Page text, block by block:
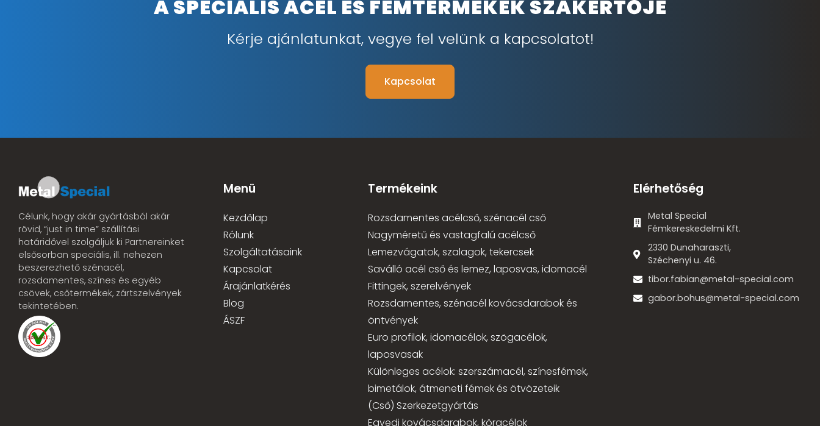
A SPECIÁLIS ACÉL ÉS FÉMTERMÉKEK SZAKÉRTŐJE
Kérje ajánlatunkat, vegye fel velünk a kapcsolatot!
Kapcsolat
Célunk, hogy akár gyártásból akár
rövid, “just in time” szállítási
határidővel szolgáljuk ki Partnereinket
elsősorban speciális, ill. nehezen
beszerezhető szénacél,
rozsdamentes, színes és egyéb
csövek, csőtermékek, zártszelvények
tekintetében.
Menü
Kezdőlap
Rólunk
Szolgáltatásaink
Kapcsolat
Árajánlatkérés
Blog
ÁSZF
Termékeink
Rozsdamentes acélcső, szénacél cső
Nagyméretű és vastagfalú acélcső
Lemezvágatok, szalagok, tekercsek
Saválló acél cső és lemez, laposvas, idomacél
Fittingek, szerelvények
Rozsdamentes, szénacél kovácsdarabok és
öntvények
Euro profilok, idomacélok, szögacélok,
laposvasak
Különleges acélok: szerszámacél, színesfémek,
bimetálok, átmeneti fémek és ötvözeteik
(Cső) Szerkezetgyártás
Egyedi kovácsdarabok, köracélok
Elérhetőség
Metal Special
Fémkereskedelmi Kft.
2330 Dunaharaszti,
Széchenyi u. 46.
tibor.fabian@metal-special.com
gabor.bohus@metal-special.com